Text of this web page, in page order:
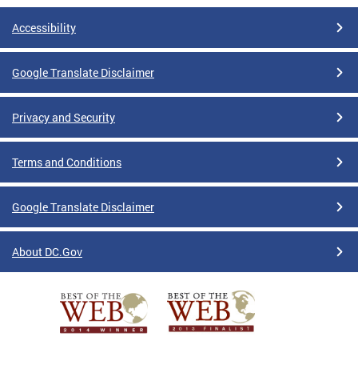
Accessibility
Google Translate Disclaimer
Privacy and Security
Terms and Conditions
Google Translate Disclaimer
About DC.Gov